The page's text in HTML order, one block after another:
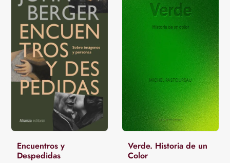
Encuentros y
Despedidas
Verde. Historia de un
Color